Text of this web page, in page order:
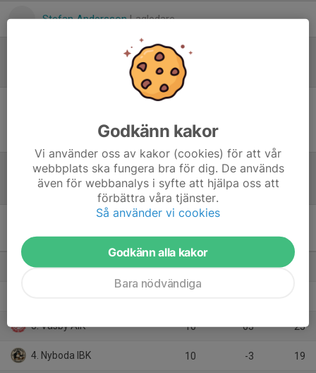
Stefan AnderssonLagledare
Tabell
Norra
M +/-
1. Bro IK 10 71
3. Väsby AIK 10 63 25
4. Nyboda IBK 10 -3 19
Godkänn kakor
Vi använder oss av kakor (cookies) för att vår
webbplats ska fungera bra för dig. De används
även för webbanalys i syfte att hjälpa oss att
förbättra våra tjänster.
Så använder vi cookies
Godkänn alla kakor
Bara nödvändiga